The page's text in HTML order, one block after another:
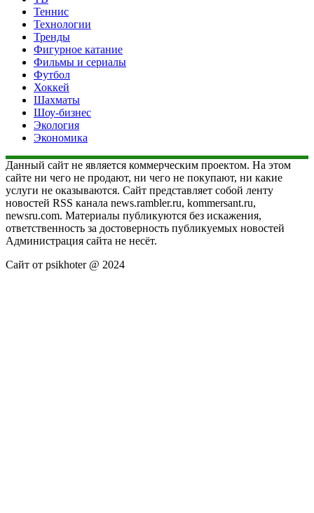
Теннис
Технологии
Тренды
Фигурное катание
Фильмы и сериалы
Футбол
Хоккей
Шахматы
Шоу-бизнес
Экология
Экономика
Данный сайт не является коммерческим проектом. На этом
сайте ни чего не продают, ни чего не покупают, ни какие
услуги не оказываются. Сайт представляет собой ленту
новостей RSS канала news.rambler.ru, kommersant.ru,
newsru.com. Материалы публикуются без искажения,
ответственность за достоверность публикуемых новостей
Администрация сайта не несёт.
Сайт от psikhoter @ 2024